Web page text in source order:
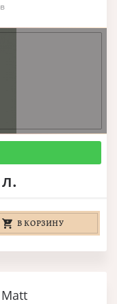
В КОРЗИНУ